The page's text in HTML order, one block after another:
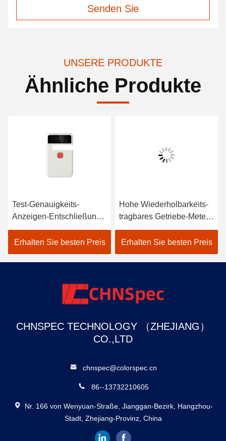
Senden Sie
UNSERE PRODUKTE
Ähnliche Produkte
Test-Genauigkeits-
Anzeigen-Entschließung
tragbares der Getriebe-
Meter-hohe
Wiederholbarkeits-±2%
Erhalten Sie besten Preis
Hohe Wiederholbarkeits-
tragbares Getriebe-Meter
für durchgehendes
transparentes Material
Erhalten Sie besten Preis
CHNSPEC TECHNOLOGY （ZHEJIANG）
CO.,LTD
chnspec@colorspec.cn
86--13732210605
Nr. 166 von Wenyuan-Straße, Jianggan-Bezirk, Hangzhou-
Stadt, Zhejiang-Provinz, China